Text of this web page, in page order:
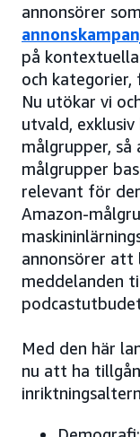
annonsörer
på
och
Nu utökar vi
utvald,
målgrupper,
målgrupper
relevant för
Amazon-
annonsörer att
meddelanden
Med den här
nu att ha